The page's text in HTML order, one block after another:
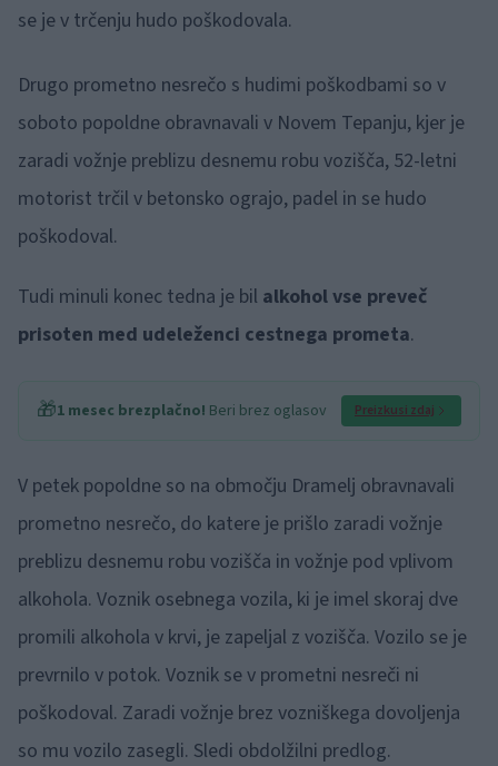
se je v trčenju hudo poškodovala.
Drugo prometno nesrečo s hudimi poškodbami so v
soboto popoldne obravnavali v Novem Tepanju, kjer je
zaradi vožnje preblizu desnemu robu vozišča, 52-letni
motorist trčil v betonsko ograjo, padel in se hudo
poškodoval.
Tudi minuli konec tedna je bil alkohol vse preveč
prisoten med udeleženci cestnega prometa.
🎁1 mesec brezplačno! Beri brez oglasov Preizkusi zdaj
V petek popoldne so na območju Dramelj obravnavali
prometno nesrečo, do katere je prišlo zaradi vožnje
preblizu desnemu robu vozišča in vožnje pod vplivom
alkohola. Voznik osebnega vozila, ki je imel skoraj dve
promili alkohola v krvi, je zapeljal z vozišča. Vozilo se je
prevrnilo v potok. Voznik se v prometni nesreči ni
poškodoval. Zaradi vožnje brez vozniškega dovoljenja
so mu vozilo zasegli. Sledi obdolžilni predlog.